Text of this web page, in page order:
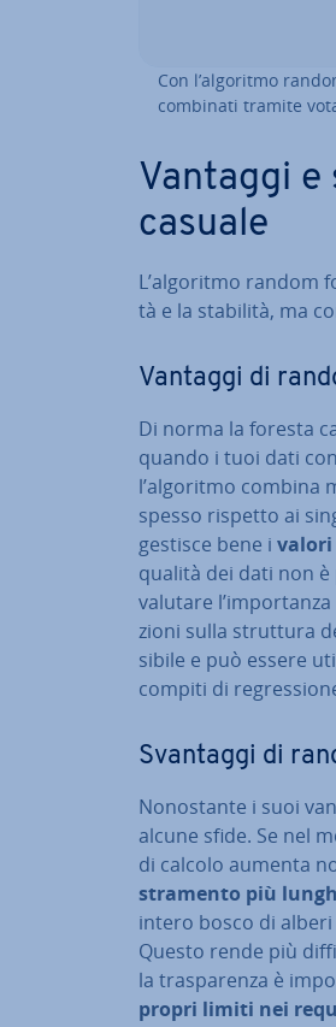
Con l’algoritmo
combinati tramite
Vantaggi e
casuale
L’algoritmo random
tà e la stabilità, ma
Vantaggi di
Di norma la foresta
quando i tuoi dati
l’algoritmo combina
spesso rispetto ai
gestisce bene i
qualità dei dati non
valutare
zio­ni sulla struttura
si­bi­le e può essere
compiti di
Svantaggi di
No­no­stan­te i suoi
alcune sfide. Se nel
di calcolo aumenta
stra­men­to più
intero bosco di
Questo rende più
la tra­spa­ren­za è
propri limiti nei